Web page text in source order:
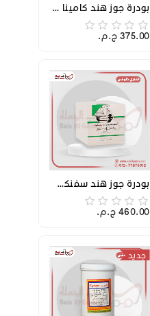
بودرة جوز هند كامينا علبة 1 ك
375.00 ج.م.‏
بودرة جوز هند سفنكس علبة 1 ك
460.00 ج.م.‏
جديد